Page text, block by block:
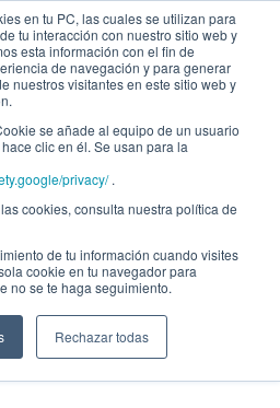
en tu PC, las cuales se utilizan para
tu interacción con nuestro sitio web y
esta información con el fin de
de navegación y para generar
nuestros visitantes en este sitio web y
se añade al equipo de un usuario
clic en él. Se usan para la
privacy/.
cookies, consulta nuestra política de
de tu información cuando visites
cookie en tu navegador para
no se te haga seguimiento.
Rechazar todas
- Curso
Corporate